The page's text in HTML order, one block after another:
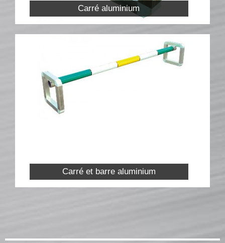
Carré aluminium
Carré et barre aluminium